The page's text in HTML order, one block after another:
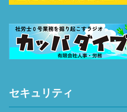
セキュリティ